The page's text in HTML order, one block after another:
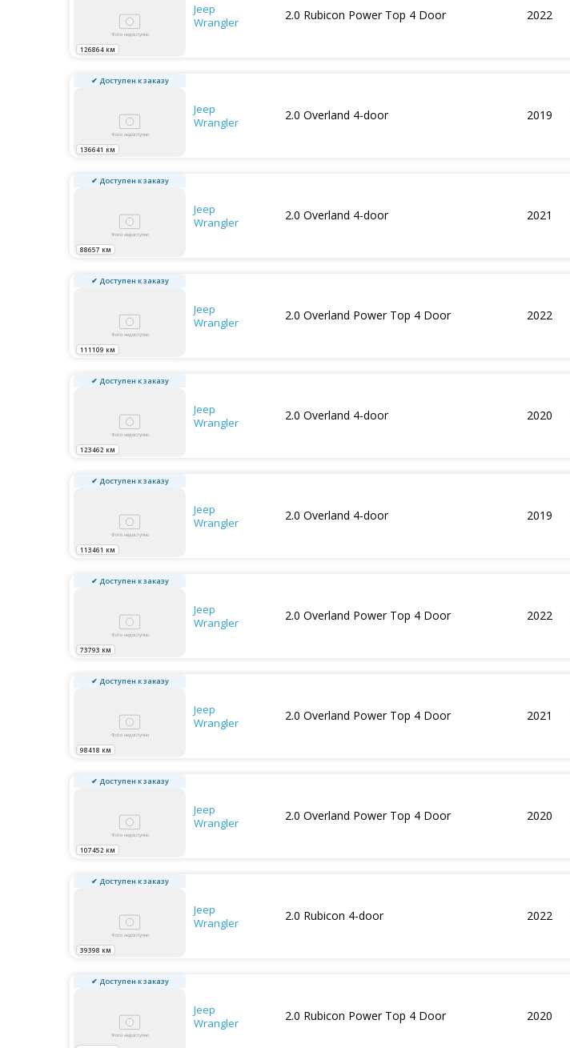
126864 км
Jeep
Wrangler
2.0 Rubicon Power Top 4 Door 2022
✔ Доступен к заказу
136641 км
Jeep
Wrangler
2.0 Overland 4-door 2019
✔ Доступен к заказу
88657 км
Jeep
Wrangler
2.0 Overland 4-door 2021
✔ Доступен к заказу
111109 км
Jeep
Wrangler
2.0 Overland Power Top 4 Door 2022
✔ Доступен к заказу
123462 км
Jeep
Wrangler
2.0 Overland 4-door 2020
✔ Доступен к заказу
113461 км
Jeep
Wrangler
2.0 Overland 4-door 2019
✔ Доступен к заказу
73793 км
Jeep
Wrangler
2.0 Overland Power Top 4 Door 2022
✔ Доступен к заказу
98418 км
Jeep
Wrangler
2.0 Overland Power Top 4 Door 2021
✔ Доступен к заказу
107452 км
Jeep
Wrangler
2.0 Overland Power Top 4 Door 2020
✔ Доступен к заказу
39398 км
Jeep
Wrangler
2.0 Rubicon 4-door 2022
✔ Доступен к заказу
Jeep
Wrangler
2.0 Rubicon Power Top 4 Door 2020